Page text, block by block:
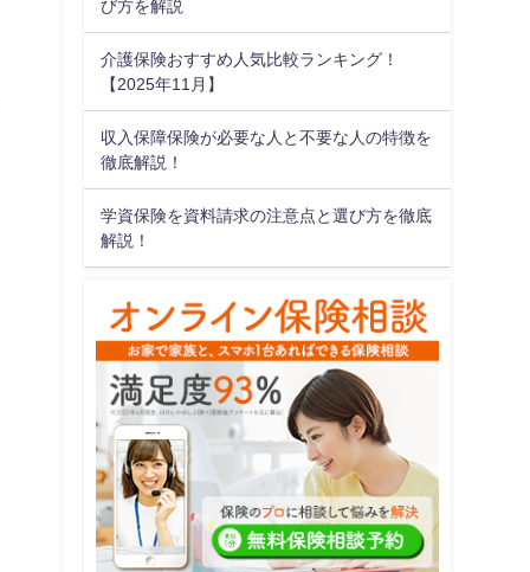
び方を解説
介護保険おすすめ人気比較ランキング！
【2025年11月】
収入保障保険が必要な人と不要な人の特徴を
徹底解説！
学資保険を資料請求の注意点と選び方を徹底
解説！